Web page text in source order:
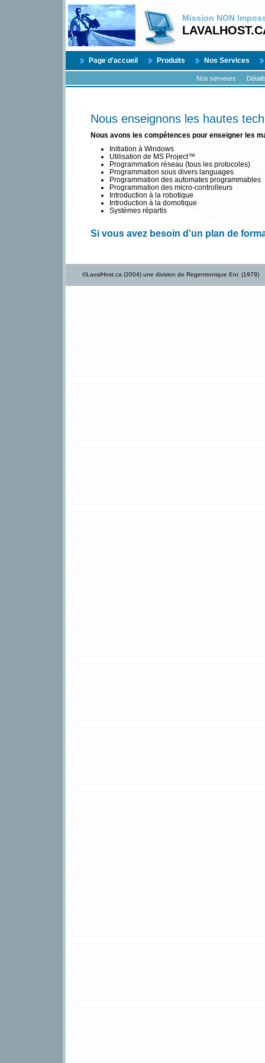
Mission NON
Page d'accueil Produits Nos Services
Nos serveurs
Nous enseignons les hautes
Nous avons les compétences pour enseigner les
Initiation à Windows
Utilisation de MS Project™
Programmation réseau (tous les protocoles)
Programmation sous divers languages
Programmation des automates programmables
Programmation des micro-controlleurs
Introduction à la robotique
Introduction à la domotique
Systèmes répartis
Si vous avez besoin d'un plan de
©LavalHost.ca (2004) une division de Regentronique Enr. (1979)